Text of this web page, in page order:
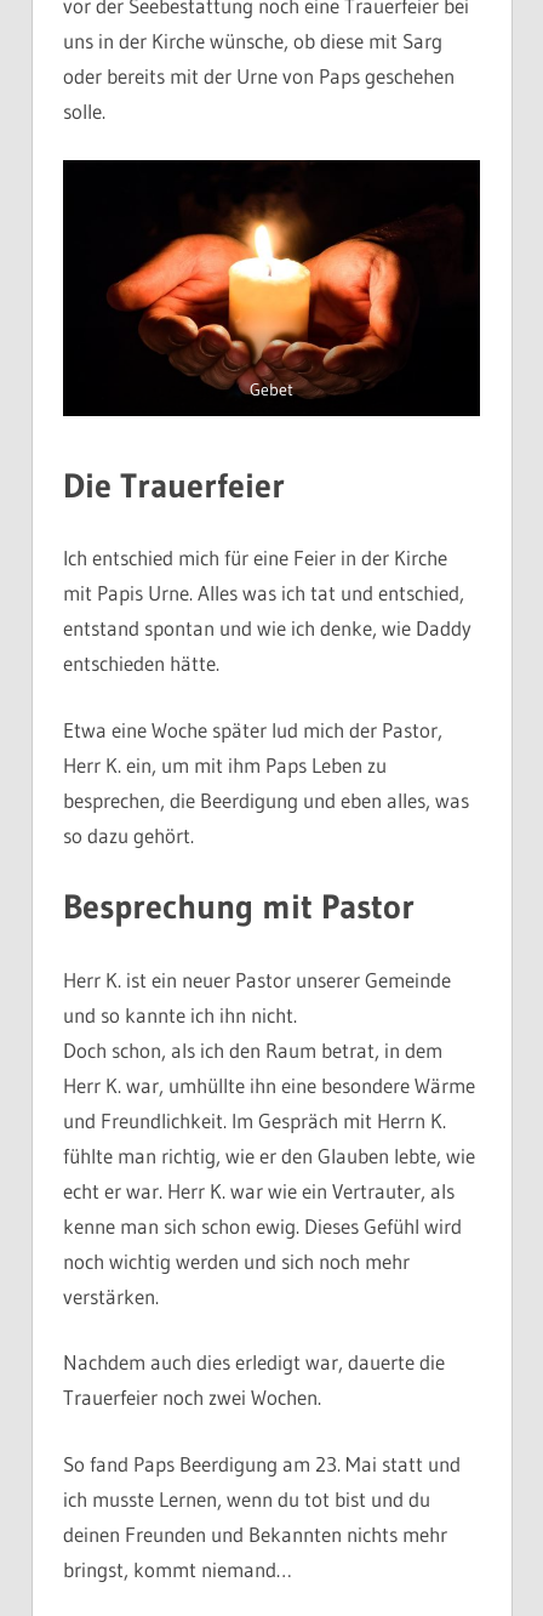
vor der Seebestattung noch eine Trauerfeier bei
uns in der Kirche wünsche, ob diese mit Sarg
oder bereits mit der Urne von Paps geschehen
solle.
Gebet
Die Trauerfeier
Ich entschied mich für eine Feier in der Kirche
mit Papis Urne. Alles was ich tat und entschied,
entstand spontan und wie ich denke, wie Daddy
entschieden hätte.
Etwa eine Woche später lud mich der Pastor,
Herr K. ein, um mit ihm Paps Leben zu
besprechen, die Beerdigung und eben alles, was
so dazu gehört.
Besprechung mit Pastor
Herr K. ist ein neuer Pastor unserer Gemeinde
und so kannte ich ihn nicht.
Doch schon, als ich den Raum betrat, in dem
Herr K. war, umhüllte ihn eine besondere Wärme
und Freundlichkeit. Im Gespräch mit Herrn K.
fühlte man richtig, wie er den Glauben lebte, wie
echt er war. Herr K. war wie ein Vertrauter, als
kenne man sich schon ewig. Dieses Gefühl wird
noch wichtig werden und sich noch mehr
verstärken.
Nachdem auch dies erledigt war, dauerte die
Trauerfeier noch zwei Wochen.
So fand Paps Beerdigung am 23. Mai statt und
ich musste Lernen, wenn du tot bist und du
deinen Freunden und Bekannten nichts mehr
bringst, kommt niemand…